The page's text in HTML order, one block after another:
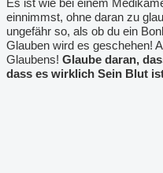
Es ist wie bei einem
einnimmst, ohne daran zu
ungefähr so, als ob du ein
Glauben wird es geschehen!
Glaubens! Glaube daran,
dass es wirklich Sein Blut